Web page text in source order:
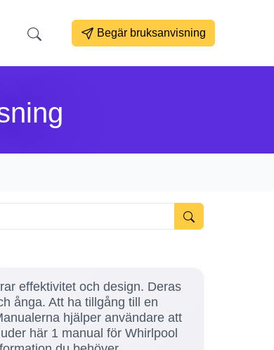
Begär bruksanvisning
effektivitet och design. Deras
ånga. Att ha tillgång till en
hjälper användare att
här 1 manual för Whirlpool